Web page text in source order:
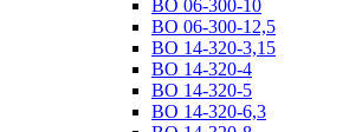
ВО 06-300-10
ВО 06-300-12,5
ВО 14-320-3,15
ВО 14-320-4
ВО 14-320-5
ВО 14-320-6,3